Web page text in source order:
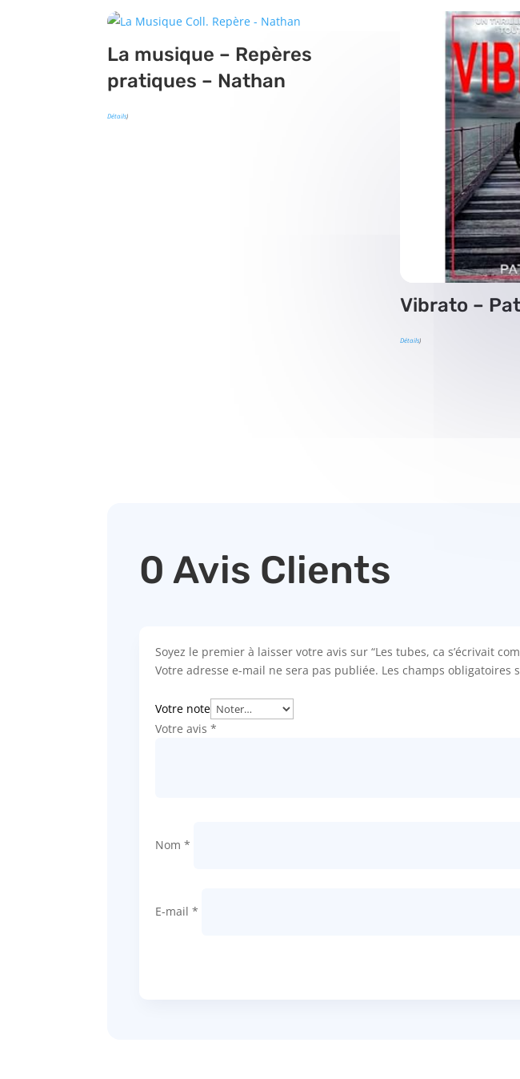
La musique – Repères
pratiques – Nathan
Détails)
Vibrato –
Détails)
0 Avis Clients
Soyez le premier à laisser votre avis sur “Les tubes, ca s’écrivait
Votre adresse e-mail ne sera pas publiée. Les champs obligatoires
Votre note
Votre avis*
Nom*
E-mail*